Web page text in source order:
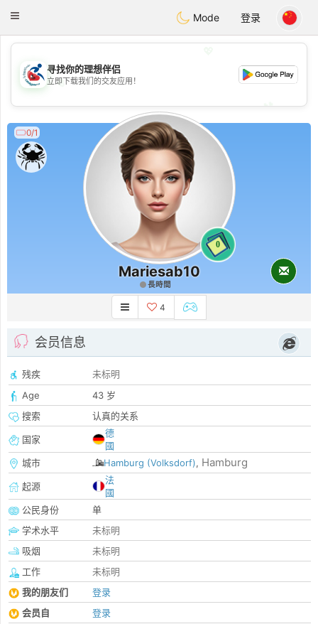
Handi Space
Toggle
Mode 登录
💖
💕
💕
寻找你的理想伴侣
立即下载我们的交友应用！
0/1
0
Mariesab10
長時間
4
会员信息
残疾
未标明
Age
43 岁
搜索
认真的关系
国家
德
國
城市
Hamburg (Volksdorf), Hamburg
起源
法
國
公民身份
单
学术水平
未标明
吸烟
未标明
工作
未标明
我的朋友们
登录
会员自
登录